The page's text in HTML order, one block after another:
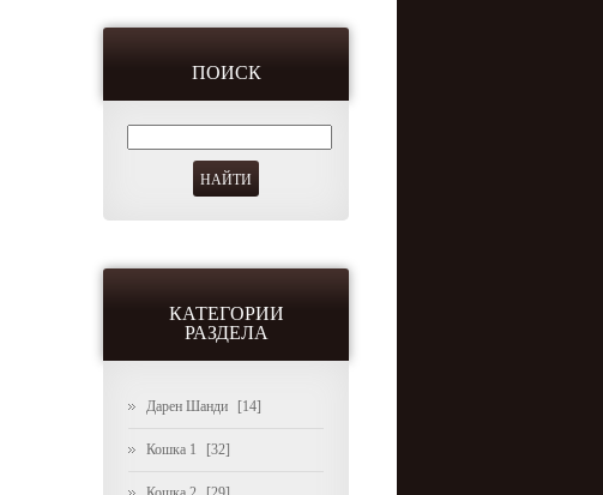
ПОИСК
КАТЕГОРИИ
РАЗДЕЛА
Дарен Шанди [14]
Кошка 1 [32]